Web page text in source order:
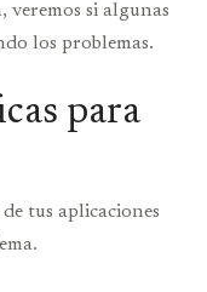
veremos si algunas
los problemas.
para
tus aplicaciones